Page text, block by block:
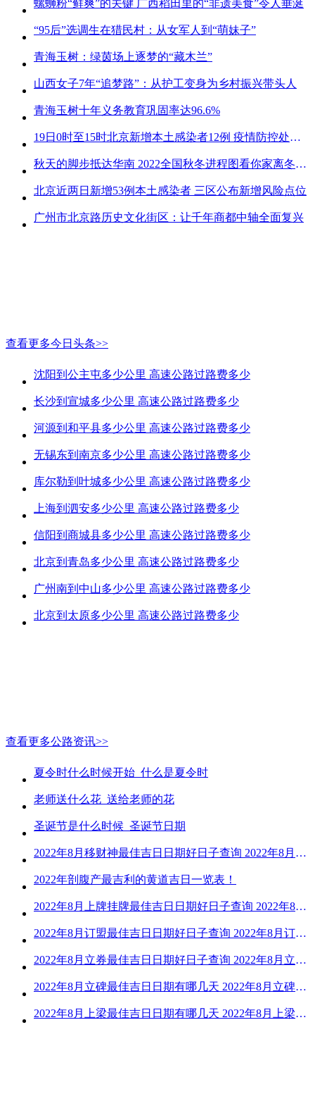
螺蛳粉“鲜爽”的关键 广西稻田里的“非遗美食”令人垂涎
“95后”选调生在猎民村：从女军人到“萌妹子”
青海玉树：绿茵场上逐梦的“藏木兰”
山西女子7年“追梦路”：从护工变身为乡村振兴带头人
青海玉树十年义务教育巩固率达96.6%
19日0时至15时北京新增本土感染者12例 疫情防控处关键时刻
秋天的脚步抵达华南 2022全国秋冬进程图看你家离冬天有多远
北京近两日新增53例本土感染者 三区公布新增风险点位
广州市北京路历史文化街区：让千年商都中轴全面复兴
查看更多今日头条>>
沈阳到公主屯多少公里 高速公路过路费多少
长沙到宣城多少公里 高速公路过路费多少
河源到和平县多少公里 高速公路过路费多少
无锡东到南京多少公里 高速公路过路费多少
库尔勒到叶城多少公里 高速公路过路费多少
上海到泗安多少公里 高速公路过路费多少
信阳到商城县多少公里 高速公路过路费多少
北京到青岛多少公里 高速公路过路费多少
广州南到中山多少公里 高速公路过路费多少
北京到太原多少公里 高速公路过路费多少
查看更多公路资讯>>
夏令时什么时候开始_什么是夏令时
老师送什么花_送给老师的花
圣诞节是什么时候_圣诞节日期
2022年8月移财神最佳吉日日期好日子查询 2022年8月移财神吉日一览
2022年剖腹产最吉利的黄道吉日一览表！
2022年8月上牌挂牌最佳吉日日期好日子查询 2022年8月上牌吉日精选
2022年8月订盟最佳吉日日期好日子查询 2022年8月订盟黄道吉日一览
2022年8月立券最佳吉日日期好日子查询 2022年8月立券的黄道吉日一览
2022年8月立碑最佳吉日日期有哪几天 2022年8月立碑吉日查询
2022年8月上梁最佳吉日日期有哪几天 2022年8月上梁的黄道吉日